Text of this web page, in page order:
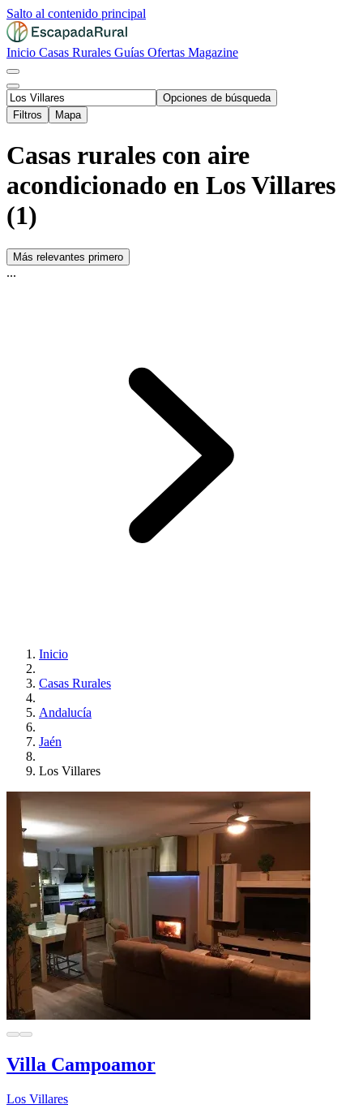
Salto al contenido principal
Inicio Casas Rurales Guías Ofertas Magazine
Opciones de búsqueda
Filtros
Mapa
Casas rurales con aire
acondicionado en Los Villares
(1)
Más relevantes primero
...
Inicio
Casas Rurales
Andalucía
Jaén
Los Villares
Villa Campoamor
Los Villares